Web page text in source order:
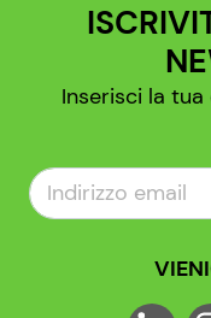
Inserisci la